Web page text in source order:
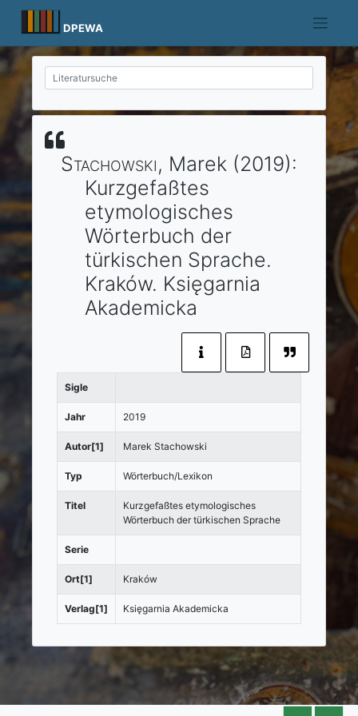
content
DPEWA
Stachowski, Marek (2019):
Kurzgefaßtes
etymologisches
Wörterbuch der
türkischen Sprache.
Kraków. Księgarnia
Akademicka
Sigle
Jahr 2019
Autor[1] Marek Stachowski
Typ Wörterbuch/Lexikon
Titel
Kurzgefaßtes etymologisches
Wörterbuch der türkischen Sprache
Serie
Ort[1] Kraków
Verlag[1] Księgarnia Akademicka